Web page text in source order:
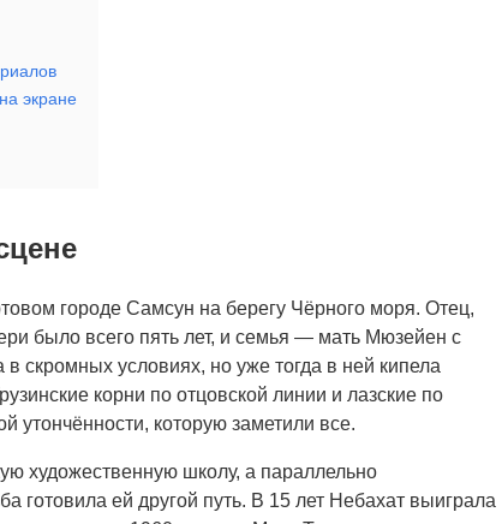
экране
городе Самсун на берегу Чёрного моря. Отец,
было всего пять лет, и семья — мать Мюзейен с
скромных условиях, но уже тогда в ней кипела
корни по отцовской линии и лазские по
утончённости, которую заметили все.
художественную школу, а параллельно
готовила ей другой путь. В 15 лет Небахат выиграла